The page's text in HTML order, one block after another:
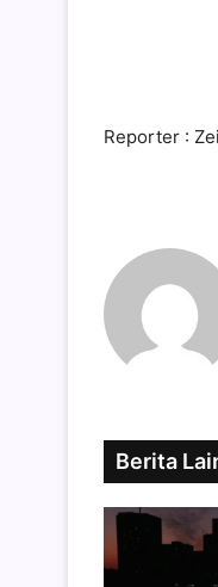
Reporter :
Berita